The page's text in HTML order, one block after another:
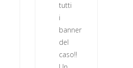
tutti
i
banner
del
caso!!